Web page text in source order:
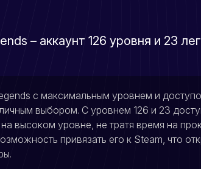
– аккаунт 126 уровня и 23
с максимальным уровнем и
выбором. С уровнем 126 и 23
высоком уровне, не тратя время на
привязать его к Steam, что